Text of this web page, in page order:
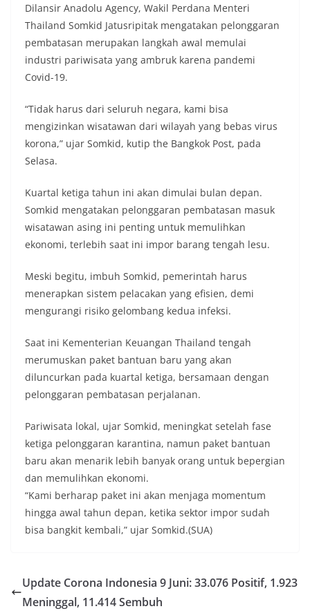
Dilansir Anadolu Agency, Wakil Perdana Menteri
Thailand Somkid Jatusripitak mengatakan pelonggaran
pembatasan merupakan langkah awal memulai
industri pariwisata yang ambruk karena pandemi
Covid-19.
“Tidak harus dari seluruh negara, kami bisa
mengizinkan wisatawan dari wilayah yang bebas virus
korona,” ujar Somkid, kutip the Bangkok Post, pada
Selasa.
Kuartal ketiga tahun ini akan dimulai bulan depan.
Somkid mengatakan pelonggaran pembatasan masuk
wisatawan asing ini penting untuk memulihkan
ekonomi, terlebih saat ini impor barang tengah lesu.
Meski begitu, imbuh Somkid, pemerintah harus
menerapkan sistem pelacakan yang efisien, demi
mengurangi risiko gelombang kedua infeksi.
Saat ini Kementerian Keuangan Thailand tengah
merumuskan paket bantuan baru yang akan
diluncurkan pada kuartal ketiga, bersamaan dengan
pelonggaran pembatasan perjalanan.
Pariwisata lokal, ujar Somkid, meningkat setelah fase
ketiga pelonggaran karantina, namun paket bantuan
baru akan menarik lebih banyak orang untuk bepergian
dan memulihkan ekonomi.
“Kami berharap paket ini akan menjaga momentum
hingga awal tahun depan, ketika sektor impor sudah
bisa bangkit kembali,” ujar Somkid.(SUA)
Update Corona Indonesia 9 Juni: 33.076 Positif, 1.923
Meninggal, 11.414 Sembuh